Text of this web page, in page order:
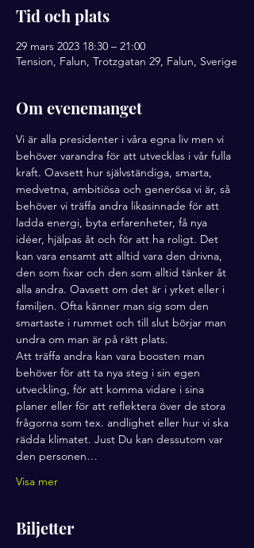
Tid och plats
29 mars 2023 18:30 – 21:00
Tension, Falun, Trotzgatan 29, Falun, Sverige
Om evenemanget
Vi är alla presidenter i våra egna liv men vi
behöver varandra för att utvecklas i vår fulla
kraft. Oavsett hur självständiga, smarta,
medvetna, ambitiösa och generösa vi är, så
behöver vi träffa andra likasinnade för att
ladda energi, byta erfarenheter, få nya
idéer, hjälpas åt och för att ha roligt. Det
kan vara ensamt att alltid vara den drivna,
den som fixar och den som alltid tänker åt
alla andra. Oavsett om det är i yrket eller i
familjen. Ofta känner man sig som den
smartaste i rummet och till slut börjar man
undra om man är på rätt plats.
Att träffa andra kan vara boosten man
behöver för att ta nya steg i sin egen
utveckling, för att komma vidare i sina
planer eller för att reflektera över de stora
frågorna som tex. andlighet eller hur vi ska
rädda klimatet. Just Du kan dessutom var
den personen…
Visa mer
Biljetter